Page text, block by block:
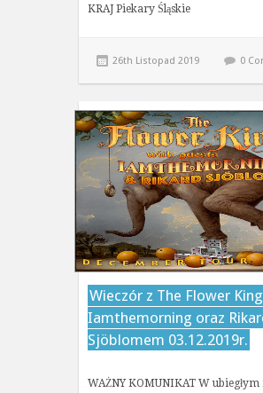
KRAJ Piekary Śląskie
26th Listopad 2019 0
Wieczór z The Flower
Iamthemorning oraz
Sjöblomem 03.12.2019r.
WAŻNY KOMUNIKAT W ubiegłym